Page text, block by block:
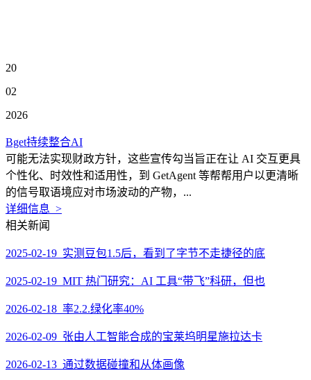
20
02
2026
Bget持续整合AI
可能无法实现财政方针，这些宣传勾当旨正在让 AI 交互更具
个性化、时效性和适用性，到 GetAgent 等帮帮用户以更清晰
的信号取语境应对市场波动的产物，...
详细信息 >
相关新闻
2025-02-19 实测豆包1.5后，看到了字节不走捷径的底
2025-02-19 MIT 热门研究：AI 工具“带飞”科研，但也
2026-02-18 率2.2.绿化率40%
2026-02-09 张由人工智能合成的宝莱坞明星施拉达卡
2026-02-13 通过数据碰撞和从体画像